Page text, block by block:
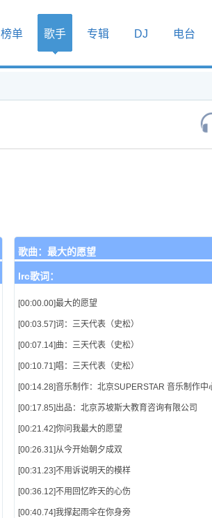
榜单 歌手 专辑 DJ 电台
歌曲： 最大的愿望
lrc歌词：
[00:00.00]最大的愿望
[00:03.57]词：三天代表（史松）
[00:07.14]曲：三天代表（史松）
[00:10.71]唱：三天代表（史松）
[00:14.28]音乐制作：北京SUPERSTAR 音乐制作中
[00:17.85]出品：北京苏坡斯大教育咨询有限公司
[00:21.42]你问我最大的愿望
[00:26.31]从今开始朝夕成双
[00:31.23]不用诉说明天的模样
[00:36.12]不用回忆昨天的心伤
[00:40.74]我撑起雨伞在你身旁